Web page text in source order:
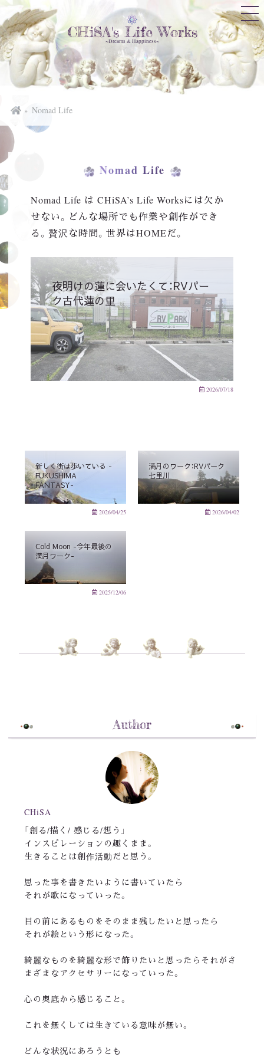
CHiSA's Life Works
~Dreams & Happiness~
Nomad Life
Nomad Life
Nomad Life は CHiSA’s Life Worksには欠か
せない。どんな場所でも作業や創作ができ
る。贅沢な時間。世界はHOMEだ。
夜明けの蓮に会いたくて：RVパー
ク古代蓮の里
2026/07/18
新しく街は歩いている -
FUKUSHIMA
FANTASY-
2026/04/25
満月のワーク：RVパーク
七里川
2026/04/02
Cold Moon -今年最後の
満月ワーク-
2025/12/06
Author
CHiSA
「創る/描く/ 感じる/想う」
インスピレーションの趣くまま。
生きることは創作活動だと思う。
思った事を書きたいように書いていたら
それが歌になっていった。
目の前にあるものをそのまま残したいと思ったら
それが絵という形になった。
綺麗なものを綺麗な形で飾りたいと思ったらそれがさ
まざまなアクセサリーになっていった。
心の奥底から感じること。
これを無くしては生きている意味が無い。
どんな状況にあろうとも